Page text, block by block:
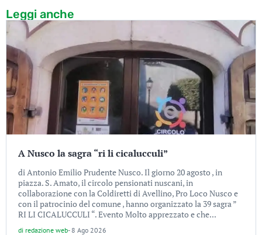
Leggi anche
A Nusco la sagra “ri li cicalucculi”
di Antonio Emilio Prudente Nusco. Il giorno 20 agosto , in
piazza. S. Amato, il circolo pensionati nuscani, in
collaborazione con la Coldiretti di Avellino, Pro Loco Nusco e
con il patrocinio del comune , hanno organizzato la 39 sagra ”
RI LI CICALUCCULI “. Evento Molto apprezzato e che...
di redazione web- 8 Ago 2026